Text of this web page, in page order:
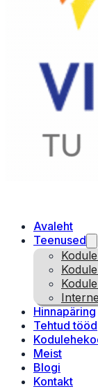
Avaleht
Teenused
Hinnapäring
Tehtud tööd
Meist
Blogi
Kontakt